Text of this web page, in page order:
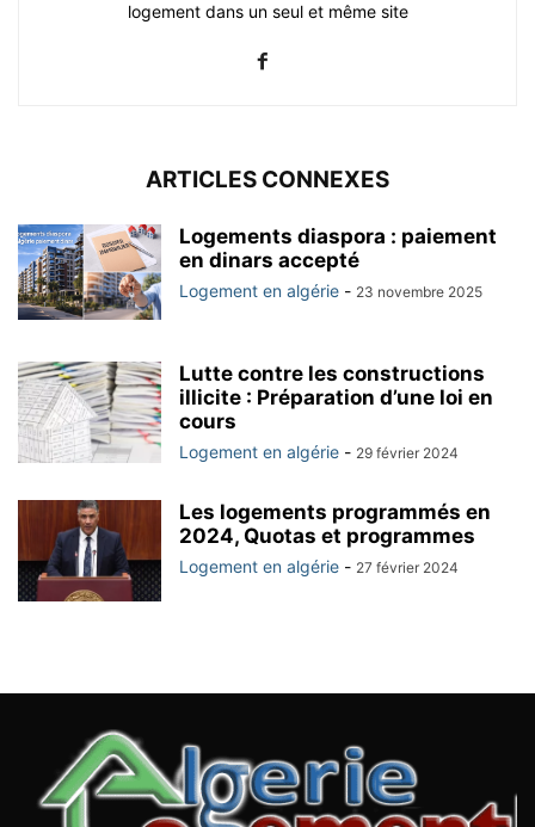
logement dans un seul et même site
ARTICLES CONNEXES
Logements diaspora : paiement
en dinars accepté
Logement en algérie - 23 novembre 2025
Lutte contre les constructions
illicite : Préparation d’une loi en
cours
Logement en algérie - 29 février 2024
Les logements programmés en
2024, Quotas et programmes
Logement en algérie - 27 février 2024